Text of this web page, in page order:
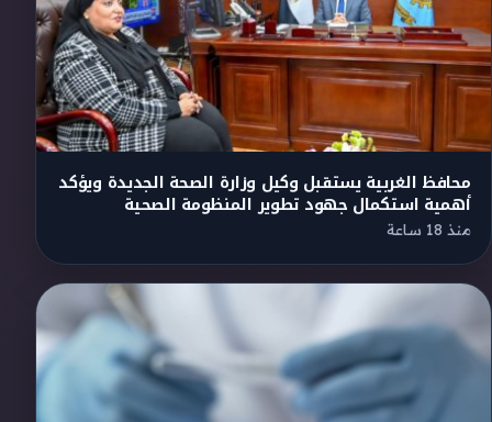
محافظ الغربية يستقبل وكيل وزارة الصحة الجديدة ويؤكد
أهمية استكمال جهود تطوير المنظومة الصحية
منذ 18 ساعة